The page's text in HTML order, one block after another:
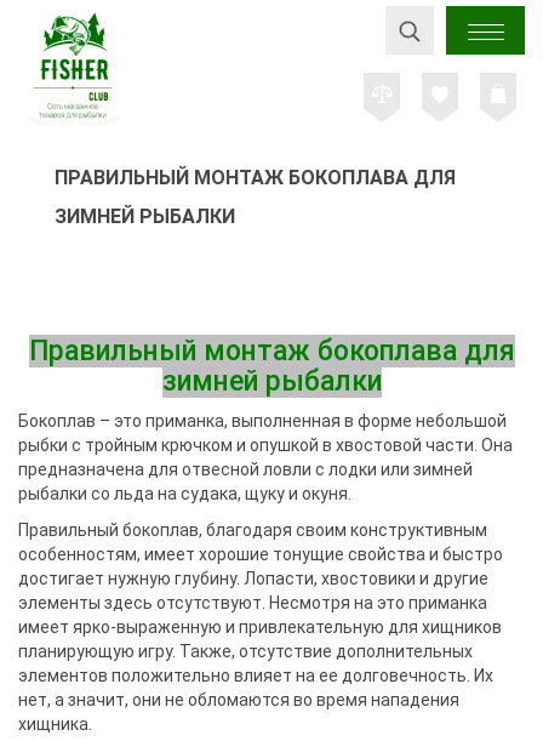
ПРАВИЛЬНЫЙ МОНТАЖ БОКОПЛАВА ДЛЯ
ЗИМНЕЙ РЫБАЛКИ
Правильный монтаж бокоплава для
зимней рыбалки
Бокоплав – это приманка, выполненная в форме небольшой
рыбки с тройным крючком и опушкой в хвостовой части. Она
предназначена для отвесной ловли с лодки или зимней
рыбалки со льда на судака, щуку и окуня.
Правильный бокоплав, благодаря своим конструктивным
особенностям, имеет хорошие тонущие свойства и быстро
достигает нужную глубину. Лопасти, хвостовики и другие
элементы здесь отсутствуют. Несмотря на это приманка
имеет ярко-выраженную и привлекательную для хищников
планирующую игру. Также, отсутствие дополнительных
элементов положительно влияет на ее долговечность. Их
нет, а значит, они не обломаются во время нападения
хищника.